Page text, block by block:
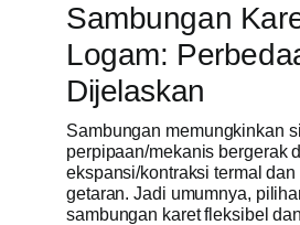
Sambungan
Logam:
Dijelaskan
Sambungan memungkinkan
perpipaan/mekanis bergerak
ekspansi/kontraksi termal
getaran. Jadi umumnya,
sambungan karet fleksibel